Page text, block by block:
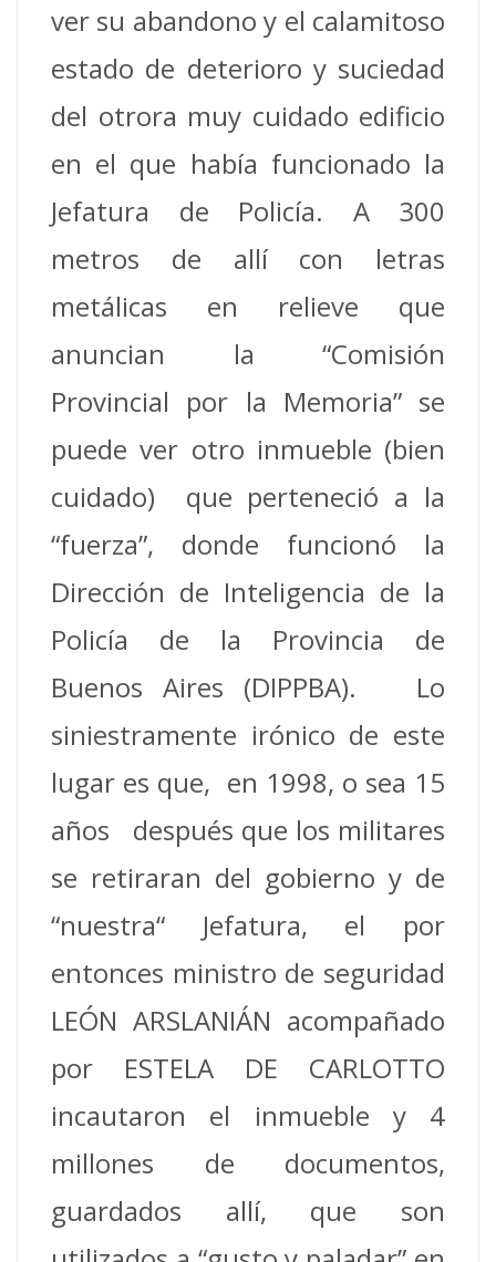
ver su abandono y el calamitoso
estado de deterioro y suciedad
del otrora muy cuidado edificio
en el que había funcionado la
Jefatura de Policía. A 300
metros de allí con letras
metálicas en relieve que
anuncian la “Comisión
Provincial por la Memoria” se
puede ver otro inmueble (bien
cuidado) que perteneció a la
“fuerza”, donde funcionó la
Dirección de Inteligencia de la
Policía de la Provincia de
Buenos Aires (DIPPBA). Lo
siniestramente irónico de este
lugar es que, en 1998, o sea 15
años después que los militares
se retiraran del gobierno y de
“nuestra“ Jefatura, el por
entonces ministro de seguridad
LEÓN ARSLANIÁN acompañado
por ESTELA DE CARLOTTO
incautaron el inmueble y 4
millones de documentos,
guardados allí, que son